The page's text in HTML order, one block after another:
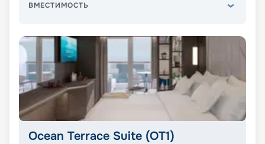
ВМЕСТИМОСТЬ
Ocean Terrace Suite (OT1)